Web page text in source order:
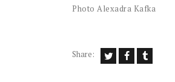
Photo Alexadra Kafka
Share: